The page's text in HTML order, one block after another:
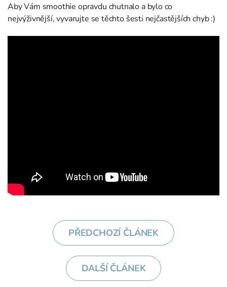
Aby Vám smoothie opravdu chutnalo a bylo co
nejvýživnější, vyvarujte se těchto šesti nejčastějších chyb :)
PŘEDCHOZÍ ČLÁNEK
DALŠÍ ČLÁNEK